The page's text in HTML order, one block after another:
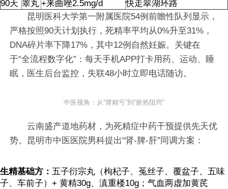
90天 睾丸 +来曲唑2.5mg/d
快走翠湖环路
昆明医科大学第一附属医院54例前瞻性队列显示，
严格按照90天计划执行，死精率平均从0%升至31%，
DNA碎片率下降17%，其中12例自然妊娠。关键在
于“全流程数字化”：每天手机APP打卡用药、运动、睡
眠，医生后台监控，失联48小时立即电话随访。
中医视角：从“肾精亏”到“瘀热阻窍”
云南盛产道地药材，为死精症中药干预提供先天优
势。昆明市中医医院男科提出“肾-脾-肝”同调方案：
生精基础方： 五子衍宗丸（枸杞子、菟丝子、覆盆子、五味
子、车前子）+ 黄精30g、滇重楼10g；气血两虚加黄芪